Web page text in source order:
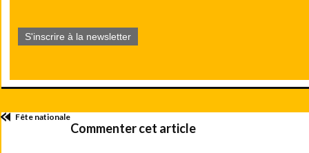
S'inscrire à la newsletter
Fête nationale
Commenter cet article